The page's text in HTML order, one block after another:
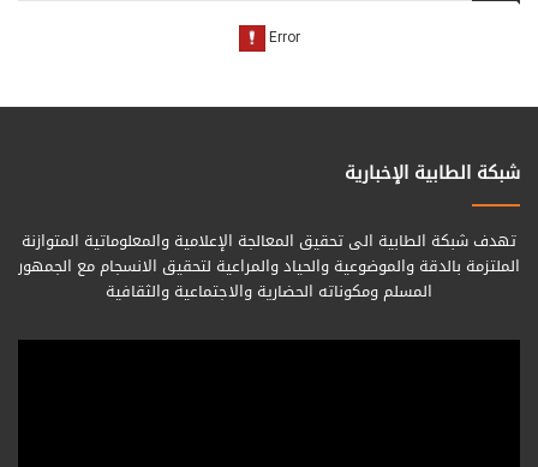
شبكة الطابية الإخبارية
تهدف شبكة الطابية الى تحقيق المعالجة الإعلامية والمعلوماتية المتوازنة
الملتزمة بالدقة والموضوعية والحياد والمراعية لتحقيق الانسجام مع الجمهور
المسلم ومكوناته الحضارية والاجتماعية والثقافية